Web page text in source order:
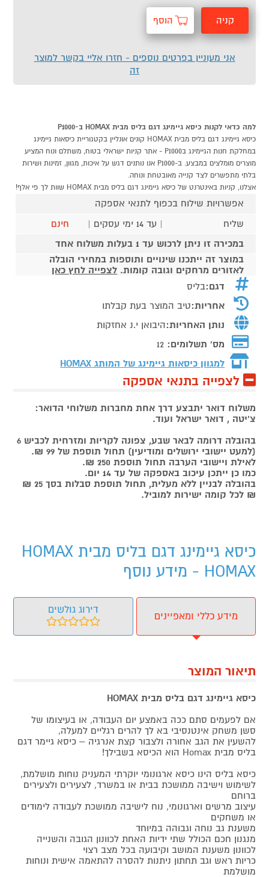
קניה הוסף
אני מעוניין בפרטים נוספים - חזרו אליי בקשר למוצר
זה
למה כדאי לקנות כיסא גיימינג דגם בליס מבית HOMAX ב-P1000
כיסא גיימינג דגם בליס מבית HOMAX קונים אונליין בקטגוריית כיסאות גיימינג
במחלקת חנות הגיימינג בP1000 - אתר קניות ישראלי בטוח, משתלם ונוח המציע
מוצרים מומלצים במבצע. ב-P1000 אנו נותנים דגש על איכות, מגוון, זמינות ושירות
בלתי מתפשרים לצד קנייה מאובטחת ונוחה.
אצלנו, קניות באינטרנט של כיסא גיימינג דגם בליס מבית HOMAX שוות לך פי אלף!
אפשרויות שילוח בכפוף לתנאי אספקה
שליח
| עד 14 ימי עסקים |
חינם
במכירה זו ניתן לרכוש עד 1 בעלות משלוח אחד
במוצר זה ייתכנו שינויים ותוספות במחירי הובלה
לאזורים מרחקים וגובה קומות. לצפייה לחץ כאן
דגם:בליס
אחריות:טיב המוצר בעת קבלתו
נותן האחריות:היבואן י.נ אחזקות
מס' תשלומים: 12
למגוון כיסאות גיימינג של המותג HOMAX
לצפייה בתנאי אספקה
משלוח דואר יתבצע דרך אחת מחברות משלוחי הדואר:
צ'יטה , דואר ישראל ועוד.
בהובלה דרומה לבאר שבע, צפונה לקריות ומזרחית לכביש 6
(למעט יישובי ירושלים ומודיעין) תחול תוספת של 99 ₪.
לאילת ויישובי הערבה תחול תוספת 250 ₪.
כמו כן ייתכן עיכוב באספקה של עד 14 יום.
בהובלה לבניין ללא מעלית, תחול תוספת סבלות בסך 25 ₪
₪ לכל קומה ישירות למוביל.
כיסא גיימינג דגם בליס מבית HOMAX
HOMAX - מידע נוסף
מידע כללי ומאפיינים
דירוג גולשים
תיאור המוצר
כיסא גיימינג דגם בליס מבית HOMAX
אם לפעמים סתם ככה באמצע יום העבודה, או בעיצומו של
סשן משחק אינטנסיבי בא לך להרים רגליים למעלה,
להשעין את הגב אחורה ולצבור קצת אנרגיה – כיסא גיימר דגם
בליס מבית Homax הוא הכיסא בשבילך!
כיסא בליס הינו כיסא ארגונומי יוקרתי המעניק נוחות מושלמת,
לשימוש וישיבה ממושכת בבית או במשרד, לצעירים ולצעירים
ברוחם
עיצוב מרשים וארגונומי, נוח לישיבה ממושכת לעבודה לימודים
או משחקים
משענת גב נוחה וגבוהה במיוחד
מנגנון חכם הכולל שתי ידיות האחת לכוונון הגובה והשנייה
לכוונון משענת המושב וקיבועה בכל מצב רצוי
כריות ראש וגב תחתון ניתנות להסרה להתאמה אישית ונוחות
מושלמת